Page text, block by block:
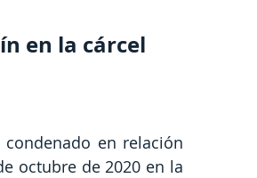
en la cárcel
en relación
octubre de 2020 en la